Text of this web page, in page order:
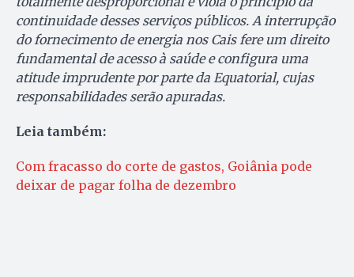
continuidade desses serviços públicos. A interrupção
do fornecimento de energia nos Cais fere um direito
fundamental de acesso à saúde e configura uma
atitude imprudente por parte da Equatorial, cujas
responsabilidades serão apuradas.
Leia também:
Com fracasso do corte de gastos, Goiânia pode
deixar de pagar folha de dezembro